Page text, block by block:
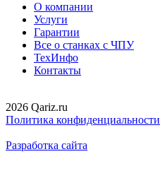
О компании
Услуги
Гарантии
Все о станках с ЧПУ
ТехИнфо
Контакты
2026 Qariz.ru
Политика конфиденциальности
Разработка сайта